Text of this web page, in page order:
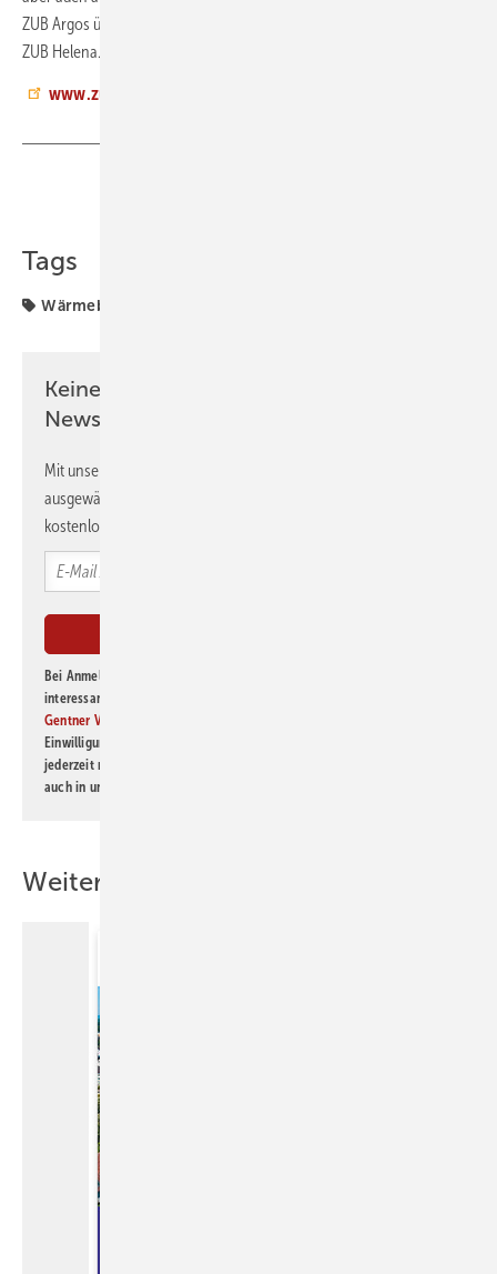
ZUB Argos über die Längen der Wärmebrücken in ZUB E-CAD nach
ZUB Helena.
www.zub-systems.de
Tags
Wärmebrücken
Keine Zeit? Kein Problem mit dem GEB
Newsletter!
Mit unserem Newsletter erhalten Sie regelmäßig von uns
ausgewählte Informationen und Neuigkeiten, gebündelt und
kostenlos direkt ins Postfach.
Bei Anmeldung zu diesem Newsletter bin ich damit einverstanden, über
interessante Verlags- und Online-Angebote
Gentner Verlag GmbH & Co. KG
Einwilligung kann ich jederzeit widerrufen und eine Abmeldung ist
jederzeit möglich. Informationen zum Umgang mit Daten finden Sie
auch in unserer
Weitere Inhalte